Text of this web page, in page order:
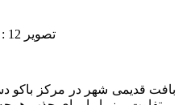
تصویر 12 : حمام خان - یزد
قدیمی شهر در مرکز